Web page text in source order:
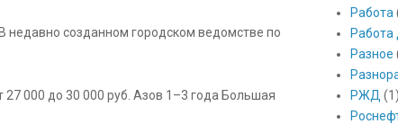
недавно созданном городском ведомстве по
000 до 30 000 руб. Азов 1–3 года Большая
Работа
Работа
Разное
РЖД